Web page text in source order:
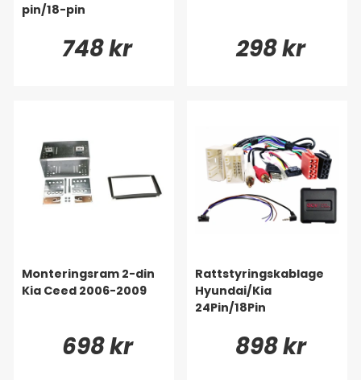
pin/18-pin
748 kr 298 kr
Monteringsram 2-din
Kia Ceed 2006-2009
698 kr
Rattstyringskablage
Hyundai/Kia
24Pin/18Pin
898 kr